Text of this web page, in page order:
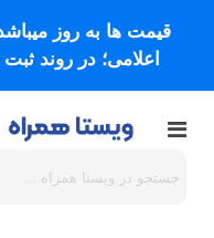
قیمت ها به روز
اعلامی؛ در روند